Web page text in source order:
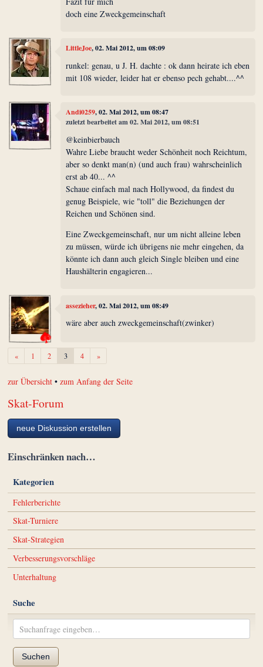
doch eine Zweckgemeinschaft
LittleJoe, 02. Mai 2012, um 08:09
runkel: genau, u J. H. dachte : ok dann heirate ich eben
mit 108 wieder, leider hat er ebenso pech gehabt....^^
Andi0259, 02. Mai 2012, um 08:47
zuletzt bearbeitet am 02. Mai 2012, um 08:51
@keinbierbauch
Wahre Liebe braucht weder Schönheit noch Reichtum,
aber so denkt man(n) (und auch frau) wahrscheinlich
erst ab 40... ^^
Schaue einfach mal nach Hollywood, da findest du
genug Beispiele, wie "toll" die Beziehungen der
Reichen und Schönen sind.
Eine Zweckgemeinschaft, nur um nicht alleine leben
zu müssen, würde ich übrigens nie mehr eingehen, da
könnte ich dann auch gleich Single bleiben und eine
Haushälterin engagieren...
assezieher, 02. Mai 2012, um 08:49
wäre aber auch zweckgemeinschaft(zwinker)
«Zurück1 2 3 4 »Weiter
zur Übersicht •zum Anfang der Seite
Skat-Forum
neue Diskussion erstellen
Einschränken nach…
Kategorien
Fehlerberichte
Skat-Turniere
Skat-Strategien
Verbesserungsvorschläge
Unterhaltung
Suche
Suchen